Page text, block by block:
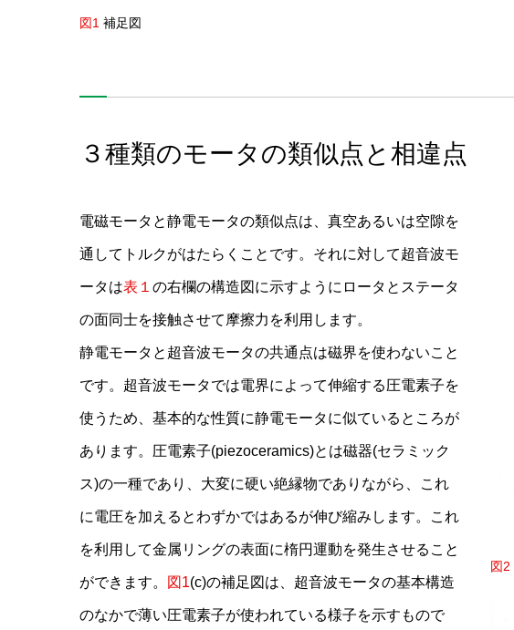
図1 補足図
３種類のモータの類似点と相違点
図2
電磁モータと静電モータの類似点は、真空あるいは空隙を
通してトルクがはたらくことです。それに対して超音波モ
ータは表１ の右欄の構造図に示すようにロータとステータ
の面同士を接触させて摩擦力を利用します。
静電モータと超音波モータの共通点は磁界を使わないこと
です。超音波モータでは電界によって伸縮する圧電素子を
使うため、基本的な性質に静電モータに似ているところが
あります。圧電素子(piezoceramics)とは磁器(セラミック
ス)の一種であり、大変に硬い絶縁物でありながら、これ
に電圧を加えるとわずかではあるが伸び縮みします。これ
を利用して金属リングの表面に楕円運動を発生させること
ができます。 図1(c)の補足図は、超音波モータの基本構造
のなかで薄い圧電素子が使われている様子を示すもので